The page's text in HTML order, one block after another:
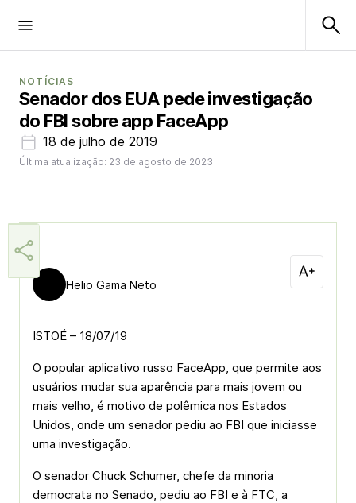
NOTÍCIAS
Senador dos EUA pede investigação
do FBI sobre app FaceApp
18 de julho de 2019
Última atualização: 23 de agosto de 2023
Helio Gama Neto
ISTOÉ – 18/07/19
O popular aplicativo russo FaceApp, que permite aos
usuários mudar sua aparência para mais jovem ou
mais velho, é motivo de polêmica nos Estados
Unidos, onde um senador pediu ao FBI que iniciasse
uma investigação.
O senador Chuck Schumer, chefe da minoria
democrata no Senado, pediu ao FBI e à FTC, a